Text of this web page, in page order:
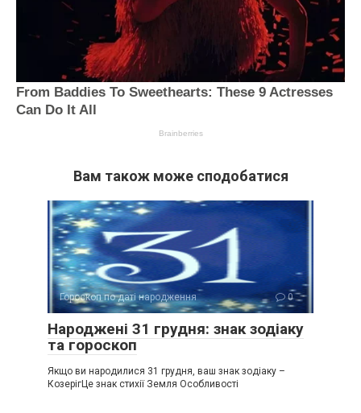
Вам також може сподобатися
Гороскоп по даті народження 0
Народжені 31 грудня: знак зодіаку
та гороскоп
Якщо ви народилися 31 грудня, ваш знак зодіаку –
КозерігЦе знак стихії Земля Особливості